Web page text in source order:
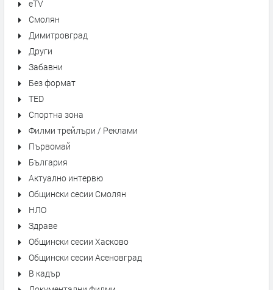
eTV
Смолян
Димитровград
Други
Забавни
Без формат
TED
Спортна зона
Филми трейлъри / Реклами
Първомай
България
Актуално интервю
Общински сесии Смолян
НЛО
Здраве
Общински сесии Хасково
Общински сесии Асеновград
В кадър